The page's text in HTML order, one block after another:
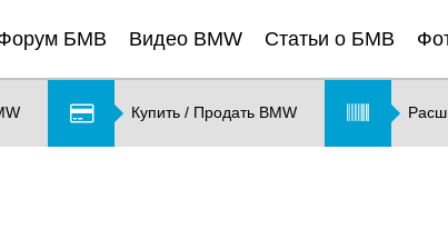
БМВ Видео BMW Статьи о БМВ
Купить / Продать BMW